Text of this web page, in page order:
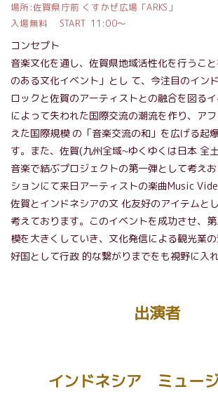
場所:佐賀県庁前 くすかぜ広場「ARKS」
入場無料 START 11:00〜
コンセプト
音楽文化を通し、佐賀県地域活性化を行うこ
のある文化イベント」とし て、今注目のイン
ロックと佐賀のアーティストとの融合を図る
によって失われた国際交流の潮流を作り、ア
えた国際規模 の「音楽交流の和」を広げる起
す。また、佐賀(九州全域~ゆくゆくは日本 全
音楽で結ぶプロジェクトの第一弾として考え
ションにて来日アーティストの楽曲Music
佐賀とインドネシアの文 化友好のアイテムと
考えております。このイベントを成功させ、
模を大きくしていき、文化発信による観光業
好国として行政 的な繋がりまでをも視野に入れ
出演者
インドネシア ミュー